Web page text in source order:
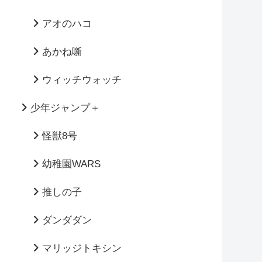
アオのハコ
あかね噺
ウィッチウォッチ
少年ジャンプ＋
怪獣8号
幼稚園WARS
推しの子
ダンダダン
マリッジトキシン